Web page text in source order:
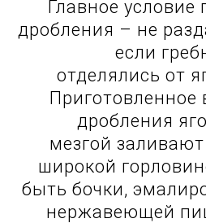
Главное условие
дробления – не
если
отделялись от
Приготовленное
дробления
мезгой
широкой
быть бочки,
нержавеющей